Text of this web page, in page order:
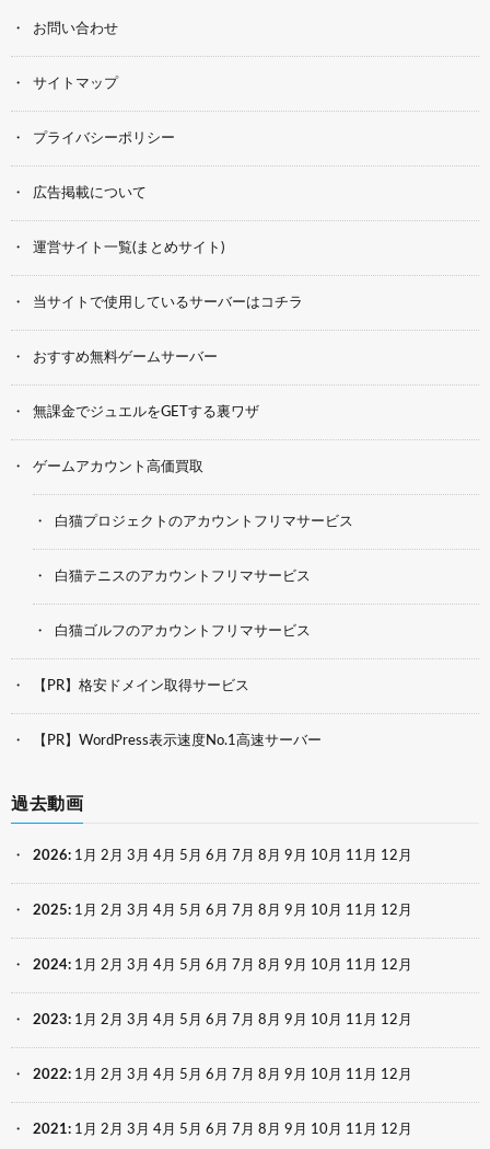
お問い合わせ
サイトマップ
プライバシーポリシー
広告掲載について
運営サイト一覧(まとめサイト)
当サイトで使用しているサーバーはコチラ
おすすめ無料ゲームサーバー
無課金でジュエルをGETする裏ワザ
ゲームアカウント高価買取
白猫プロジェクトのアカウントフリマサービス
白猫テニスのアカウントフリマサービス
白猫ゴルフのアカウントフリマサービス
【PR】格安ドメイン取得サービス
【PR】WordPress表示速度No.1高速サーバー
過去動画
2026: 1月 2月 3月 4月 5月 6月 7月 8月 9月 10月 11月 12月
2025: 1月 2月 3月 4月 5月 6月 7月 8月 9月 10月 11月 12月
2024: 1月 2月 3月 4月 5月 6月 7月 8月 9月 10月 11月 12月
2023: 1月 2月 3月 4月 5月 6月 7月 8月 9月 10月 11月 12月
2022: 1月 2月 3月 4月 5月 6月 7月 8月 9月 10月 11月 12月
2021: 1月 2月 3月 4月 5月 6月 7月 8月 9月 10月 11月 12月